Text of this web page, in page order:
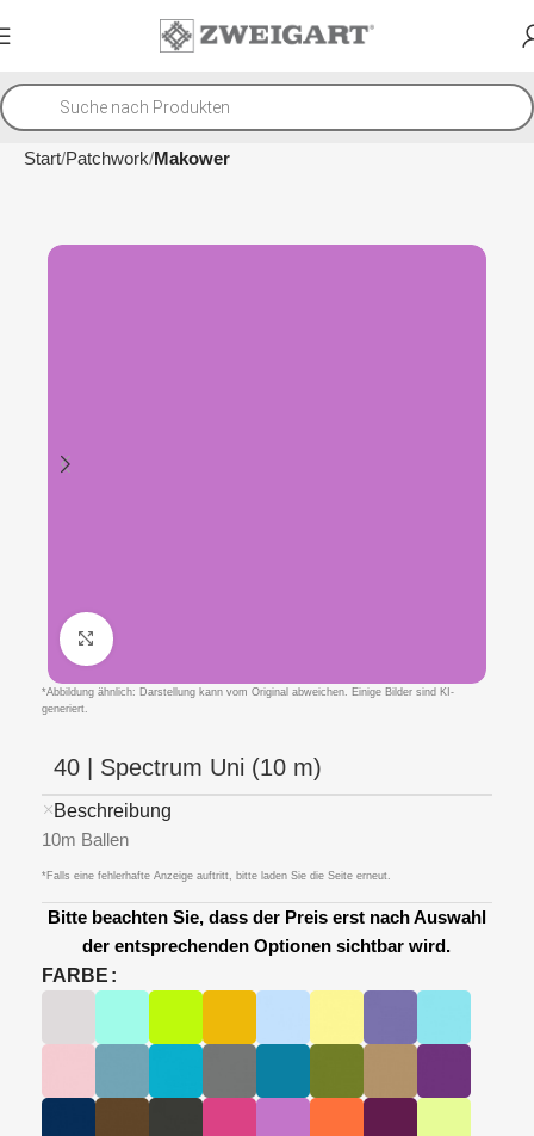
Start Patchwork Makower
Klicken um zu vergrößern
*Abbildung ähnlich: Darstellung kann vom Original abweichen. Einige Bilder sind KI-
generiert.
40 | Spectrum Uni (10 m)
Beschreibung
10m Ballen
*Falls eine fehlerhafte Anzeige auftritt, bitte laden Sie die Seite erneut.
Bitte beachten Sie, dass der Preis erst nach Auswahl
der entsprechenden Optionen sichtbar wird.
FARBE